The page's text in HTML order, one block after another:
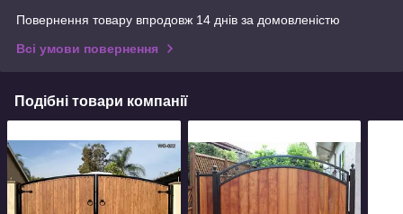
Повернення товару впродовж 14 днів за домовленістю
Всі умови повернення
Подібні товари компанії